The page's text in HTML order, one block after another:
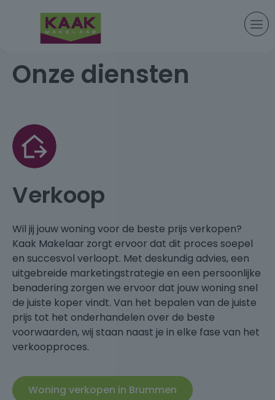
Onze diensten
Verkoop
Wil jij jouw woning voor de beste prijs verkopen?
Kaak Makelaar zorgt ervoor dat dit proces soepel
en succesvol verloopt. Met deskundig advies, een
uitgebreide marketingstrategie en een persoonlijke
benadering zorgen we ervoor dat jouw woning snel
de juiste koper vindt. Van het bepalen van de juiste
prijs tot het onderhandelen over de beste
voorwaarden, wij staan naast je in elke fase van het
verkoopproces.
Woning verkopen in Brummen